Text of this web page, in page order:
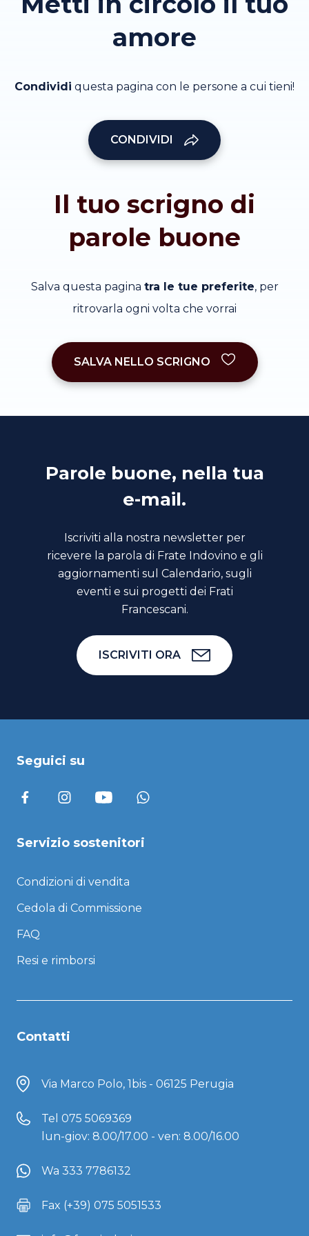
amore
Condividi questa pagina con le persone a cui tieni!
CONDIVIDI
Il tuo scrigno di
parole buone
Salva questa pagina tra le tue preferite, per
ritrovarla ogni volta che vorrai
SALVA NELLO SCRIGNO
Parole buone, nella tua
e-mail.
Iscriviti alla nostra newsletter per
ricevere la parola di Frate Indovino e gli
aggiornamenti sul Calendario, sugli
eventi e sui progetti dei Frati
Francescani.
ISCRIVITI ORA
Seguici su
Servizio sostenitori
Condizioni di vendita
Cedola di Commissione
FAQ
Resi e rimborsi
Contatti
Via Marco Polo, 1bis - 06125 Perugia
Tel 075 5069369
lun-giov: 8.00/17.00 - ven: 8.00/16.00
Wa 333 7786132
Fax (+39) 075 5051533